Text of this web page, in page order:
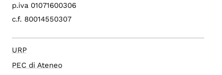
p.iva 01071600306
c.f. 80014550307
URP
PEC di Ateneo